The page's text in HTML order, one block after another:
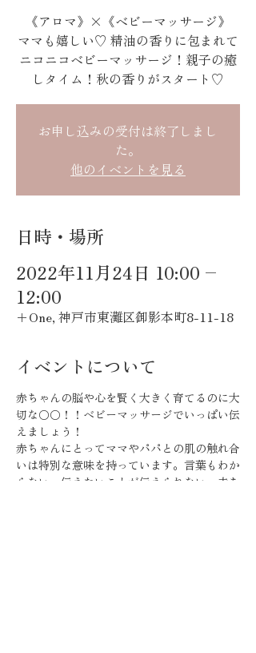
《アロマ》×《ベビーマッサージ》
ママも嬉しい♡ 精油の香りに包まれて
ニコニコベビーマッサージ！親子の癒
しタイム！秋の香りがスタート♡
お申し込みの受付は終了しまし
た。
他のイベントを見る
日時・場所
2022年11月24日 10:00 –
12:00
＋One, 神戸市東灘区御影本町8-11-18
イベントについて
赤ちゃんの脳や心を賢く大きく育てるのに大
切な〇〇！！ベビーマッサージでいっぱい伝
えましょう！
赤ちゃんにとってママやパパとの肌の触れ合
いは特別な意味を持っています。言葉もわか
らない、伝えたいことが伝えられない、赤ち